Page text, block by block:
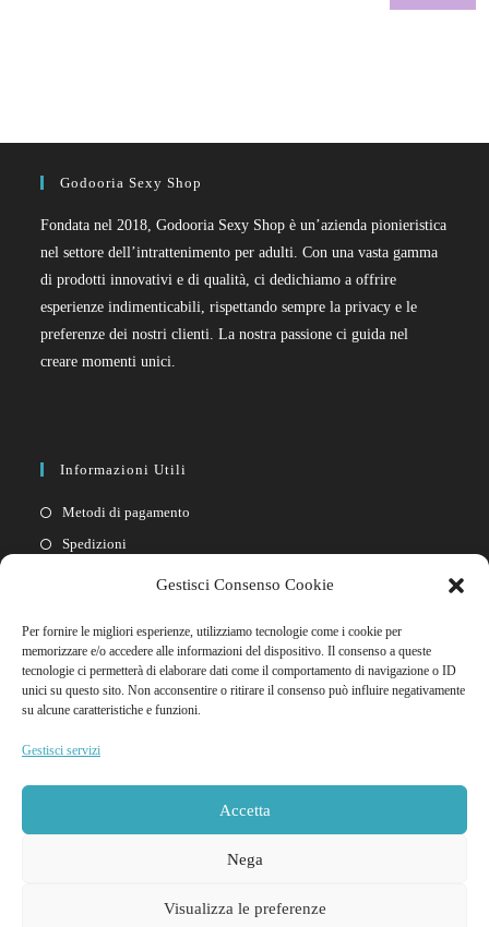
Gestisci Consenso Cookie
Per fornire le migliori esperienze, utilizziamo tecnologie come i cookie per
memorizzare e/o accedere alle informazioni del dispositivo. Il consenso a queste
tecnologie ci permetterà di elaborare dati come il comportamento di navigazione o ID
unici su questo sito. Non acconsentire o ritirare il consenso può influire negativamente
su alcune caratteristiche e funzioni.
Gestisci servizi
Accetta
Nega
Visualizza le preferenze
Godooria Sexy Shop
Fondata nel 2018, Godooria Sexy Shop è un’azienda pionieristica
nel settore dell’intrattenimento per adulti. Con una vasta gamma
di prodotti innovativi e di qualità, ci dedichiamo a offrire
esperienze indimenticabili, rispettando sempre la privacy e le
preferenze dei nostri clienti. La nostra passione ci guida nel
creare momenti unici.
Informazioni Utili
Metodi di pagamento
Spedizioni
Cookie policy
Link Rapidi